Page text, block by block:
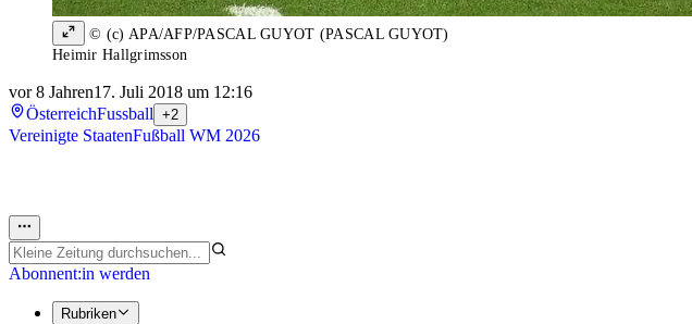
© (c) APA/AFP/PASCAL GUYOT (PASCAL GUYOT)
Heimir Hallgrimsson
vor 8 Jahren17. Juli 2018 um 12:16
ÖsterreichFussball +2
Vereinigte StaatenFußball WM 2026
Abonnent:in werden
Rubriken